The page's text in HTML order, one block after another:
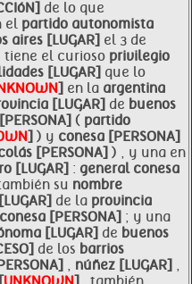
de lo que
el partido autonomista
aires [LUGAR] el 3 de
tiene el curioso privilegio
[LUGAR] que lo
] en la argentina
[LUGAR] de buenos
( partido
] ) y conesa [PERSONA]
[PERSONA] ) , y una en
[LUGAR] : general conesa
su nombre
de la provincia
conesa [PERSONA] ; y una
[LUGAR] de buenos
de los barrios
, núñez [LUGAR] ,